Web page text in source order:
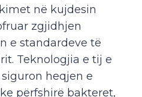
në kujdesin
zgjidhjen
e standardeve të
Teknologjia e tij e
heqjen e
përfshirë bakteret,